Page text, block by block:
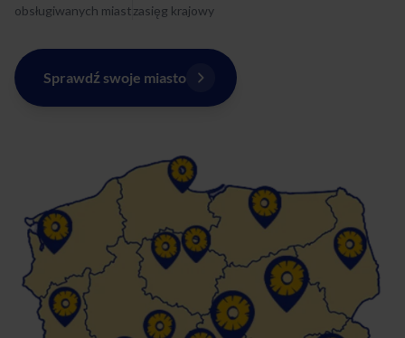
obsługiwanych miastzasięg krajowy
Sprawdź swoje miasto